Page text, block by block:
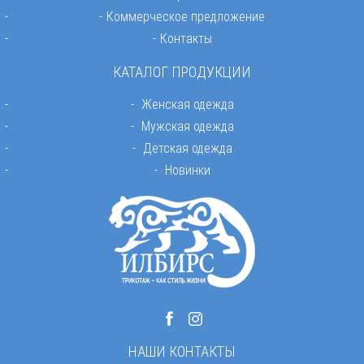
Коммерческое предложение
Контакты
КАТАЛОГ ПРОДУКЦИИ
Женская одежда
Мужская одежда
Детская одежда
Новинки
НАШИ КОНТАКТЫ